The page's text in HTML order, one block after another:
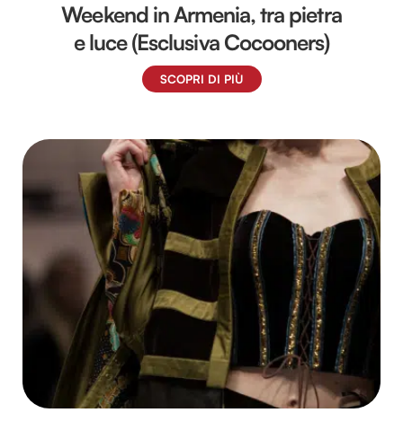
Weekend in Armenia, tra pietra
e luce (Esclusiva Cocooners)
SCOPRI DI PIÙ